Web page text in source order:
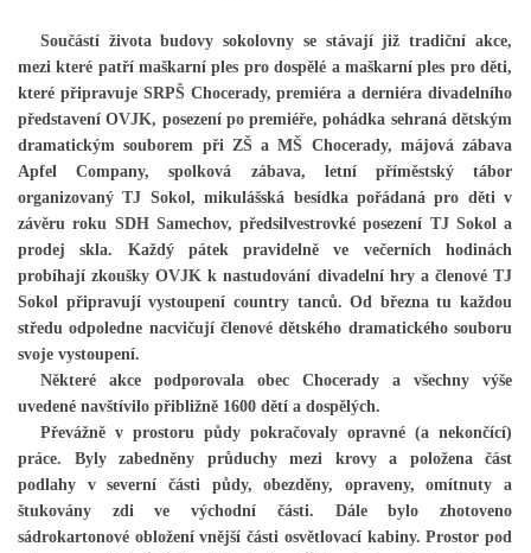
HRY OD ROKU 1973
VIDEOZÁZNAMY Z HER
FOTOALBUM
ČLENOVÉ - SOUČASNOST
HRY DO ROKU 1973
MÍSTO PRO VAŠE VZKAZY!!
DOKUMENTY OVJK
Součástí života budovy sokolovny se stávají již tradiční akce,
mezi které patří maškarní ples pro dospělé a maškarní ples pro děti,
které připravuje SRPŠ Chocerady, premiéra a derniéra divadelního
představení OVJK, posezení po premiéře, pohádka sehraná dětským
dramatickým souborem při ZŠ a MŠ Chocerady, májová zábava
Apfel Company, spolková zábava, letní příměstský tábor
organizovaný TJ Sokol, mikulášská besídka pořádaná pro děti v
závěru roku SDH Samechov, předsilvestrovké posezení TJ Sokol a
prodej skla. Každý pátek pravidelně ve večerních hodinách
probíhají zkoušky OVJK k nastudování divadelní hry a členové TJ
Sokol připravují vystoupení country tanců. Od března tu každou
středu odpoledne nacvičují členové dětského dramatického souboru
svoje vystoupení.
Některé akce podporovala obec Chocerady a všechny výše
uvedené navštívilo přibližně 1600 dětí a dospělých.
Převážně v prostoru půdy pokračovaly opravné (a nekončící)
práce. Byly zabedněny průduchy mezi krovy a položena část
podlahy v severní části půdy, obezděny, opraveny, omítnuty a
štukovány zdi ve východní části. Dále bylo zhotoveno
sádrokartonové obložení vnější části osvětlovací kabiny. Prostor pod